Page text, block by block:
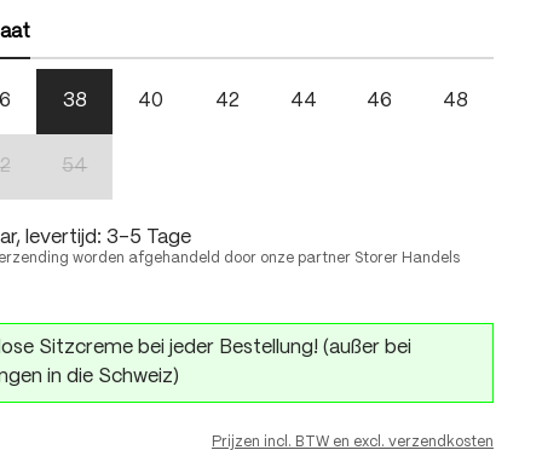
38 40 42 44 46 48
54
levertijd: 3-5 Tage
worden afgehandeld door onze partner Storer Handels
Sitzcreme bei jeder Bestellung! (außer bei
in die Schweiz)
Prijzen incl. BTW en excl. verzendkosten